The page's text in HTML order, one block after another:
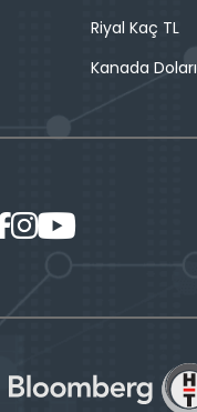
Riyal Kaç TL
Kanada Doları